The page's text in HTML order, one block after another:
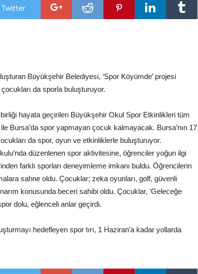
Twitter
Büyükşehir Belediyesi, ‘Spor Köyümde’ projesi
da sporla buluşturuyor.
hayata geçirilen Büyükşehir Okul Spor Etkinlikleri tüm
Bursa’da spor yapmayan çocuk kalmayacak. Bursa’nın 17
da spor, oyun ve etkinliklerle buluşturuyor.
düzenlenen spor aktivitesine, öğrenciler yoğun ilgi
farklı sporları deneyimleme imkanı buldu. Öğrencilerin
sahne oldu. Çocuklar; zeka oyunları, golf, güvenli
konusunda beceri sahibi oldu. Çocuklar, ‘Geleceğe
dolu, eğlenceli anlar geçirdi.
hedefleyen spor tırı, 1 Haziran’a kadar yollarda